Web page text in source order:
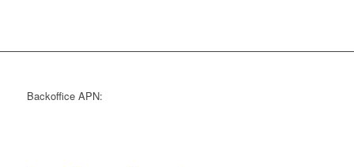
Backoffice APN: